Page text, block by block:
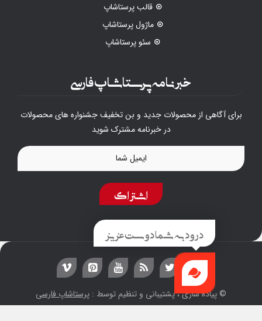
قالب پرستاشاپ
ماژول پرستاشاپ
سئو پرستاشاپ
خبرنامه پرستاشاپ فارسی
برای آگاهی از محصولات جدید و بن تخفیف جشنواره های محصولات
در خبرنامه مشترک شوید
اشتراک
© پیاده سازی ، پشتیبانی و تنظیم توسط : پرستاشاپ فارسی
درود به شما دوست عزیز